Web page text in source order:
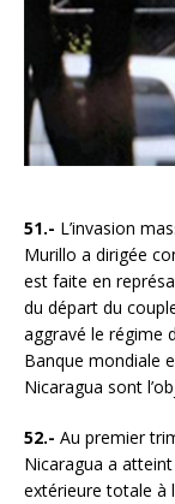
51.- L’invasion
Murillo a dirigée
est faite en
du départ du
aggravé le régime
Banque mondiale
Nicaragua sont
52.- Au premier
Nicaragua a
extérieure totale à